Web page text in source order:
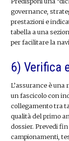
governance,
prestazioni e
tabella a una
per facilitare la
6) Verifica
L’assurance è
un fascicolo con
collegamento tra
qualità del primo
dossier. Prevedi
campionamenti,